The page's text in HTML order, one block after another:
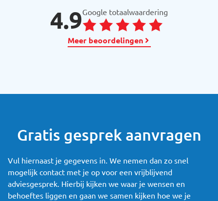
4.9Google totaalwaardering
Meer beoordelingen
Gratis gesprek aanvragen
Vul hiernaast je gegevens in. We nemen dan zo snel
mogelijk contact met je op voor een vrijblijvend
adviesgesprek. Hierbij kijken we waar je wensen en
behoeftes liggen en gaan we samen kijken hoe we je